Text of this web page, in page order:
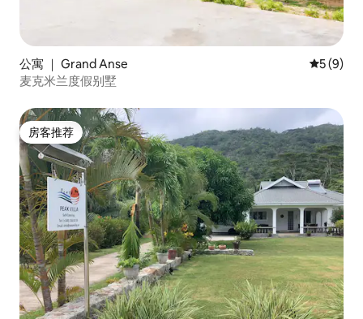
公寓 ｜ Grand Anse 平均评分
5 (9)
麦克米兰度假别墅
房客推荐
房客推荐